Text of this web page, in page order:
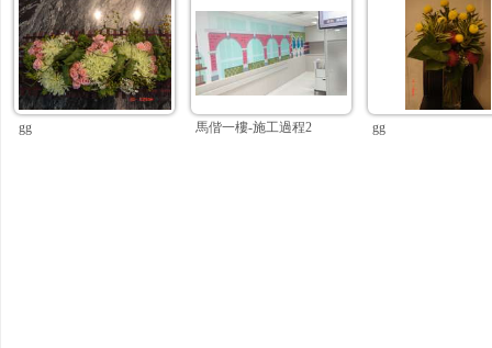
gg 馬偕一樓-施工過程2 gg